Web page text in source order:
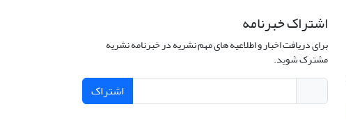
اشتراک خبرنامه
برای دریافت اخبار و اطلاعیه های مهم نشریه در خبرنامه نشریه
مشترک شوید.
اشتراک